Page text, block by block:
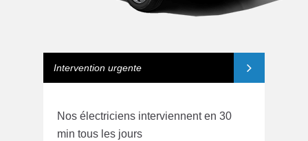
Intervention urgente
Nos électriciens interviennent en 30
min tous les jours